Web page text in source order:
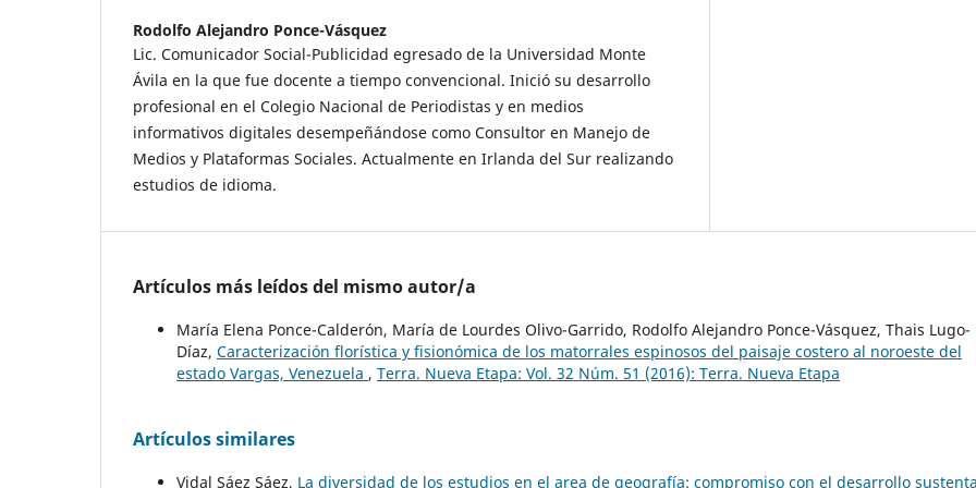
Rodolfo Alejandro Ponce-Vásquez
Lic. Comunicador Social-Publicidad egresado de la Universidad Monte
Ávila en la que fue docente a tiempo convencional. Inició su desarrollo
profesional en el Colegio Nacional de Periodistas y en medios
informativos digitales desempeñándose como Consultor en Manejo de
Medios y Plataformas Sociales. Actualmente en Irlanda del Sur realizando
estudios de idioma.
Artículos más leídos del mismo autor/a
María Elena Ponce-Calderón, María de Lourdes Olivo-Garrido, Rodolfo Alejandro Ponce-Vásquez, Thais Lugo-
Díaz, Caracterización florística y fisionómica de los matorrales espinosos del paisaje costero al noroeste del
estado Vargas, Venezuela , Terra. Nueva Etapa: Vol. 32 Núm. 51 (2016): Terra. Nueva Etapa
Artículos similares
Vidal Sáez Sáez, La diversidad de los estudios en el area de geografía: compromiso con el desarrollo